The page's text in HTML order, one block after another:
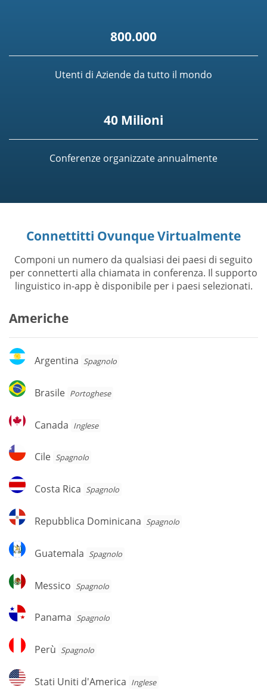
800.000
Utenti di Aziende da tutto il mondo
40 Milioni
Conferenze organizzate annualmente
Connettitti Ovunque Virtualmente
Componi un numero da qualsiasi dei paesi di seguito
per connetterti alla chiamata in conferenza. Il supporto
linguistico in-app è disponibile per i paesi selezionati.
Americhe
Argentina
Argentina Spagnolo
Brasile
Brasile Portoghese
Canada
Canada Inglese
Cile
Cile Spagnolo
Costa
Rica
Costa Rica Spagnolo
Repubblica
Dominicana
Repubblica Dominicana Spagnolo
Guatemala
Guatemala Spagnolo
Messico
Messico Spagnolo
Panama
Panama Spagnolo
Perù
Perù Spagnolo
Stati
Uniti
Stati Uniti d'America Inglese